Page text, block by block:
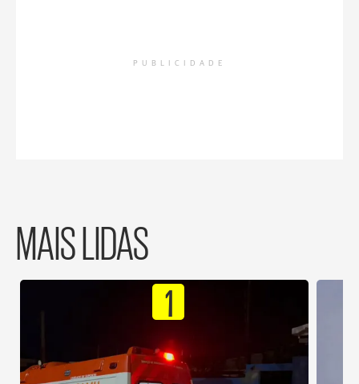
PUBLICIDADE
MAIS LIDAS
1